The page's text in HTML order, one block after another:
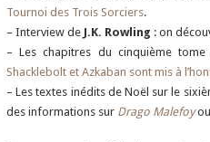
Tournoi des Trois Sorciers.
– Interview de J.K. Rowling : on
– Les chapitres du cinquième tome
Shacklebolt et Azkaban sont mis à
– Les textes inédits de Noël sur le
des informations sur Drago Malefoy